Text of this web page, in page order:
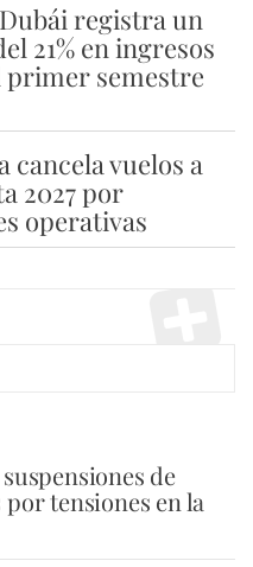
registra un
21% en ingresos
primer semestre
cancela vuelos a
2027 por
operativas
de
tensiones en la